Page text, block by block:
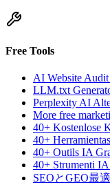
Free Tools
AI Website
LLM.txt
Perplexity AI
More free
40+ Kostenlose
40+
40+ Outils IA
40+ Strumenti
SEOとGEO最